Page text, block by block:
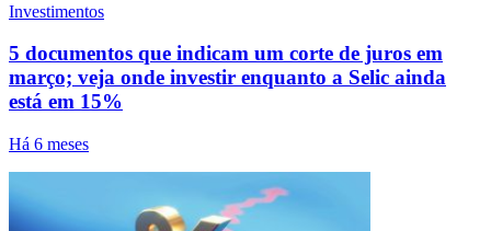
Investimentos
5 documentos que indicam um corte de juros em
março; veja onde investir enquanto a Selic ainda
está em 15%
Há 6 meses